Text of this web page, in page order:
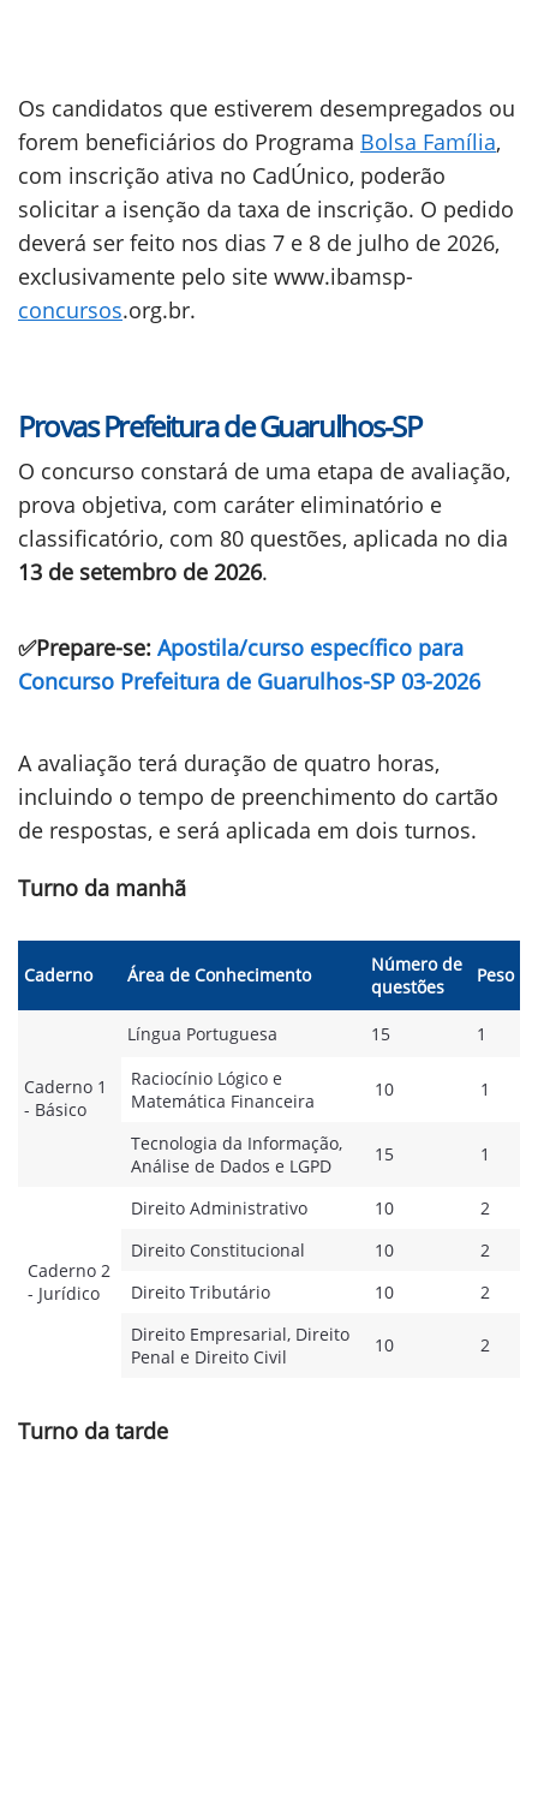
Os candidatos que estiverem desempregados ou
forem beneficiários do Programa Bolsa Família,
com inscrição ativa no CadÚnico, poderão
solicitar a isenção da taxa de inscrição. O pedido
deverá ser feito nos dias 7 e 8 de julho de 2026,
exclusivamente pelo site www.ibamsp-
concursos.org.br.
Provas Prefeitura de Guarulhos-SP
O concurso constará de uma etapa de avaliação,
prova objetiva, com caráter eliminatório e
classificatório, com 80 questões, aplicada no dia
13 de setembro de 2026.
✅Prepare-se: Apostila/curso específico para
Concurso Prefeitura de Guarulhos-SP 03-2026
A avaliação terá duração de quatro horas,
incluindo o tempo de preenchimento do cartão
de respostas, e será aplicada em dois turnos.
Turno da manhã
Caderno Área de Conhecimento
Número de
questões
Peso
Caderno 1
- Básico
Língua Portuguesa 15
1
Raciocínio Lógico e
Matemática Financeira
10 1
Tecnologia da Informação,
Análise de Dados e LGPD
15 1
Caderno 2
- Jurídico
Direito Administrativo 10
2
Direito Constitucional
10
2
Direito Tributário
10
2
Direito Empresarial, Direito
Penal e Direito Civil
10 2
Turno da tarde